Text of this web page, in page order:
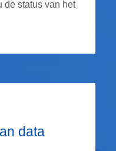
de status van het
data